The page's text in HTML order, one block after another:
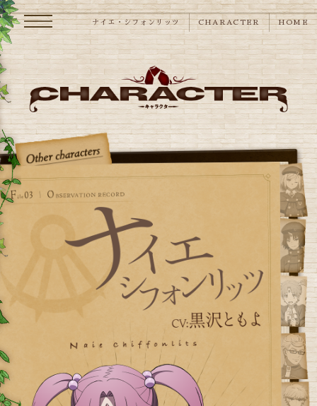
メニュー
HOME
CHARACTER
ナイエ・シフォンリッツ